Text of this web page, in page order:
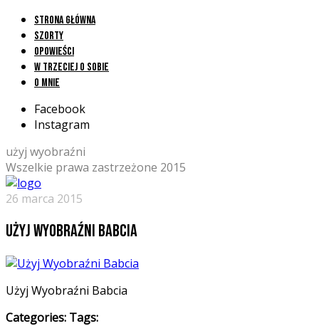
Strona główna
Szorty
Opowieści
W trzeciej o sobie
O mnie
Facebook
Instagram
użyj wyobraźni
Wszelkie prawa zastrzeżone 2015
26 marca 2015
Użyj Wyobraźni Babcia
Użyj Wyobraźni Babcia
Categories: Tags: